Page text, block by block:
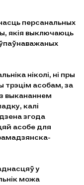
персанальных
якія выключаюць
ніколі, ні пры
трэцім асобам, за
выкананнем
калі
згода
асобе для
у
можа